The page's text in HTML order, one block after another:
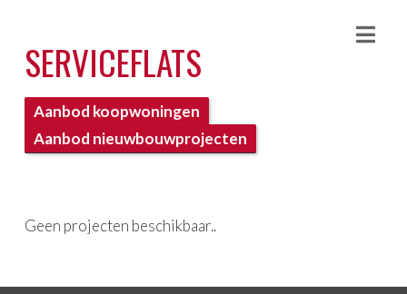
SERVICEFLATS
Aanbod koopwoningen
Aanbod nieuwbouwprojecten
Geen projecten beschikbaar..